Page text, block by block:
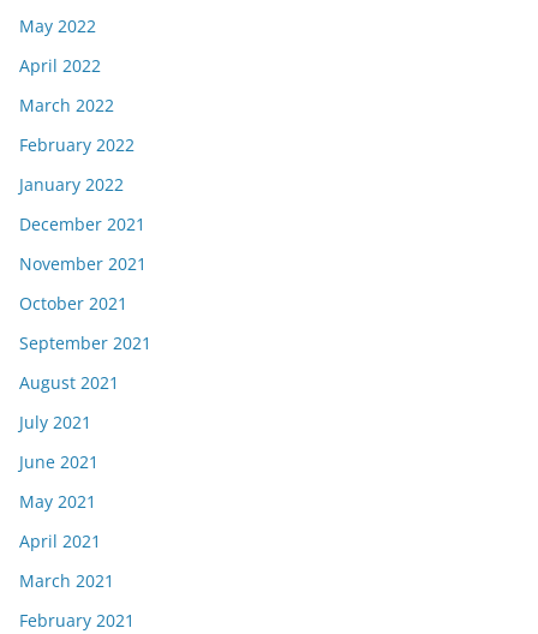
May 2022
April 2022
March 2022
February 2022
January 2022
December 2021
November 2021
October 2021
September 2021
August 2021
July 2021
June 2021
May 2021
April 2021
March 2021
February 2021